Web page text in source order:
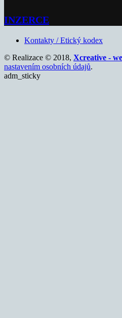
INZERCE
Kontakty / Etický kodex
© Realizace © 2018, Xcreative -
nastavením osobních údajů.
adm_sticky